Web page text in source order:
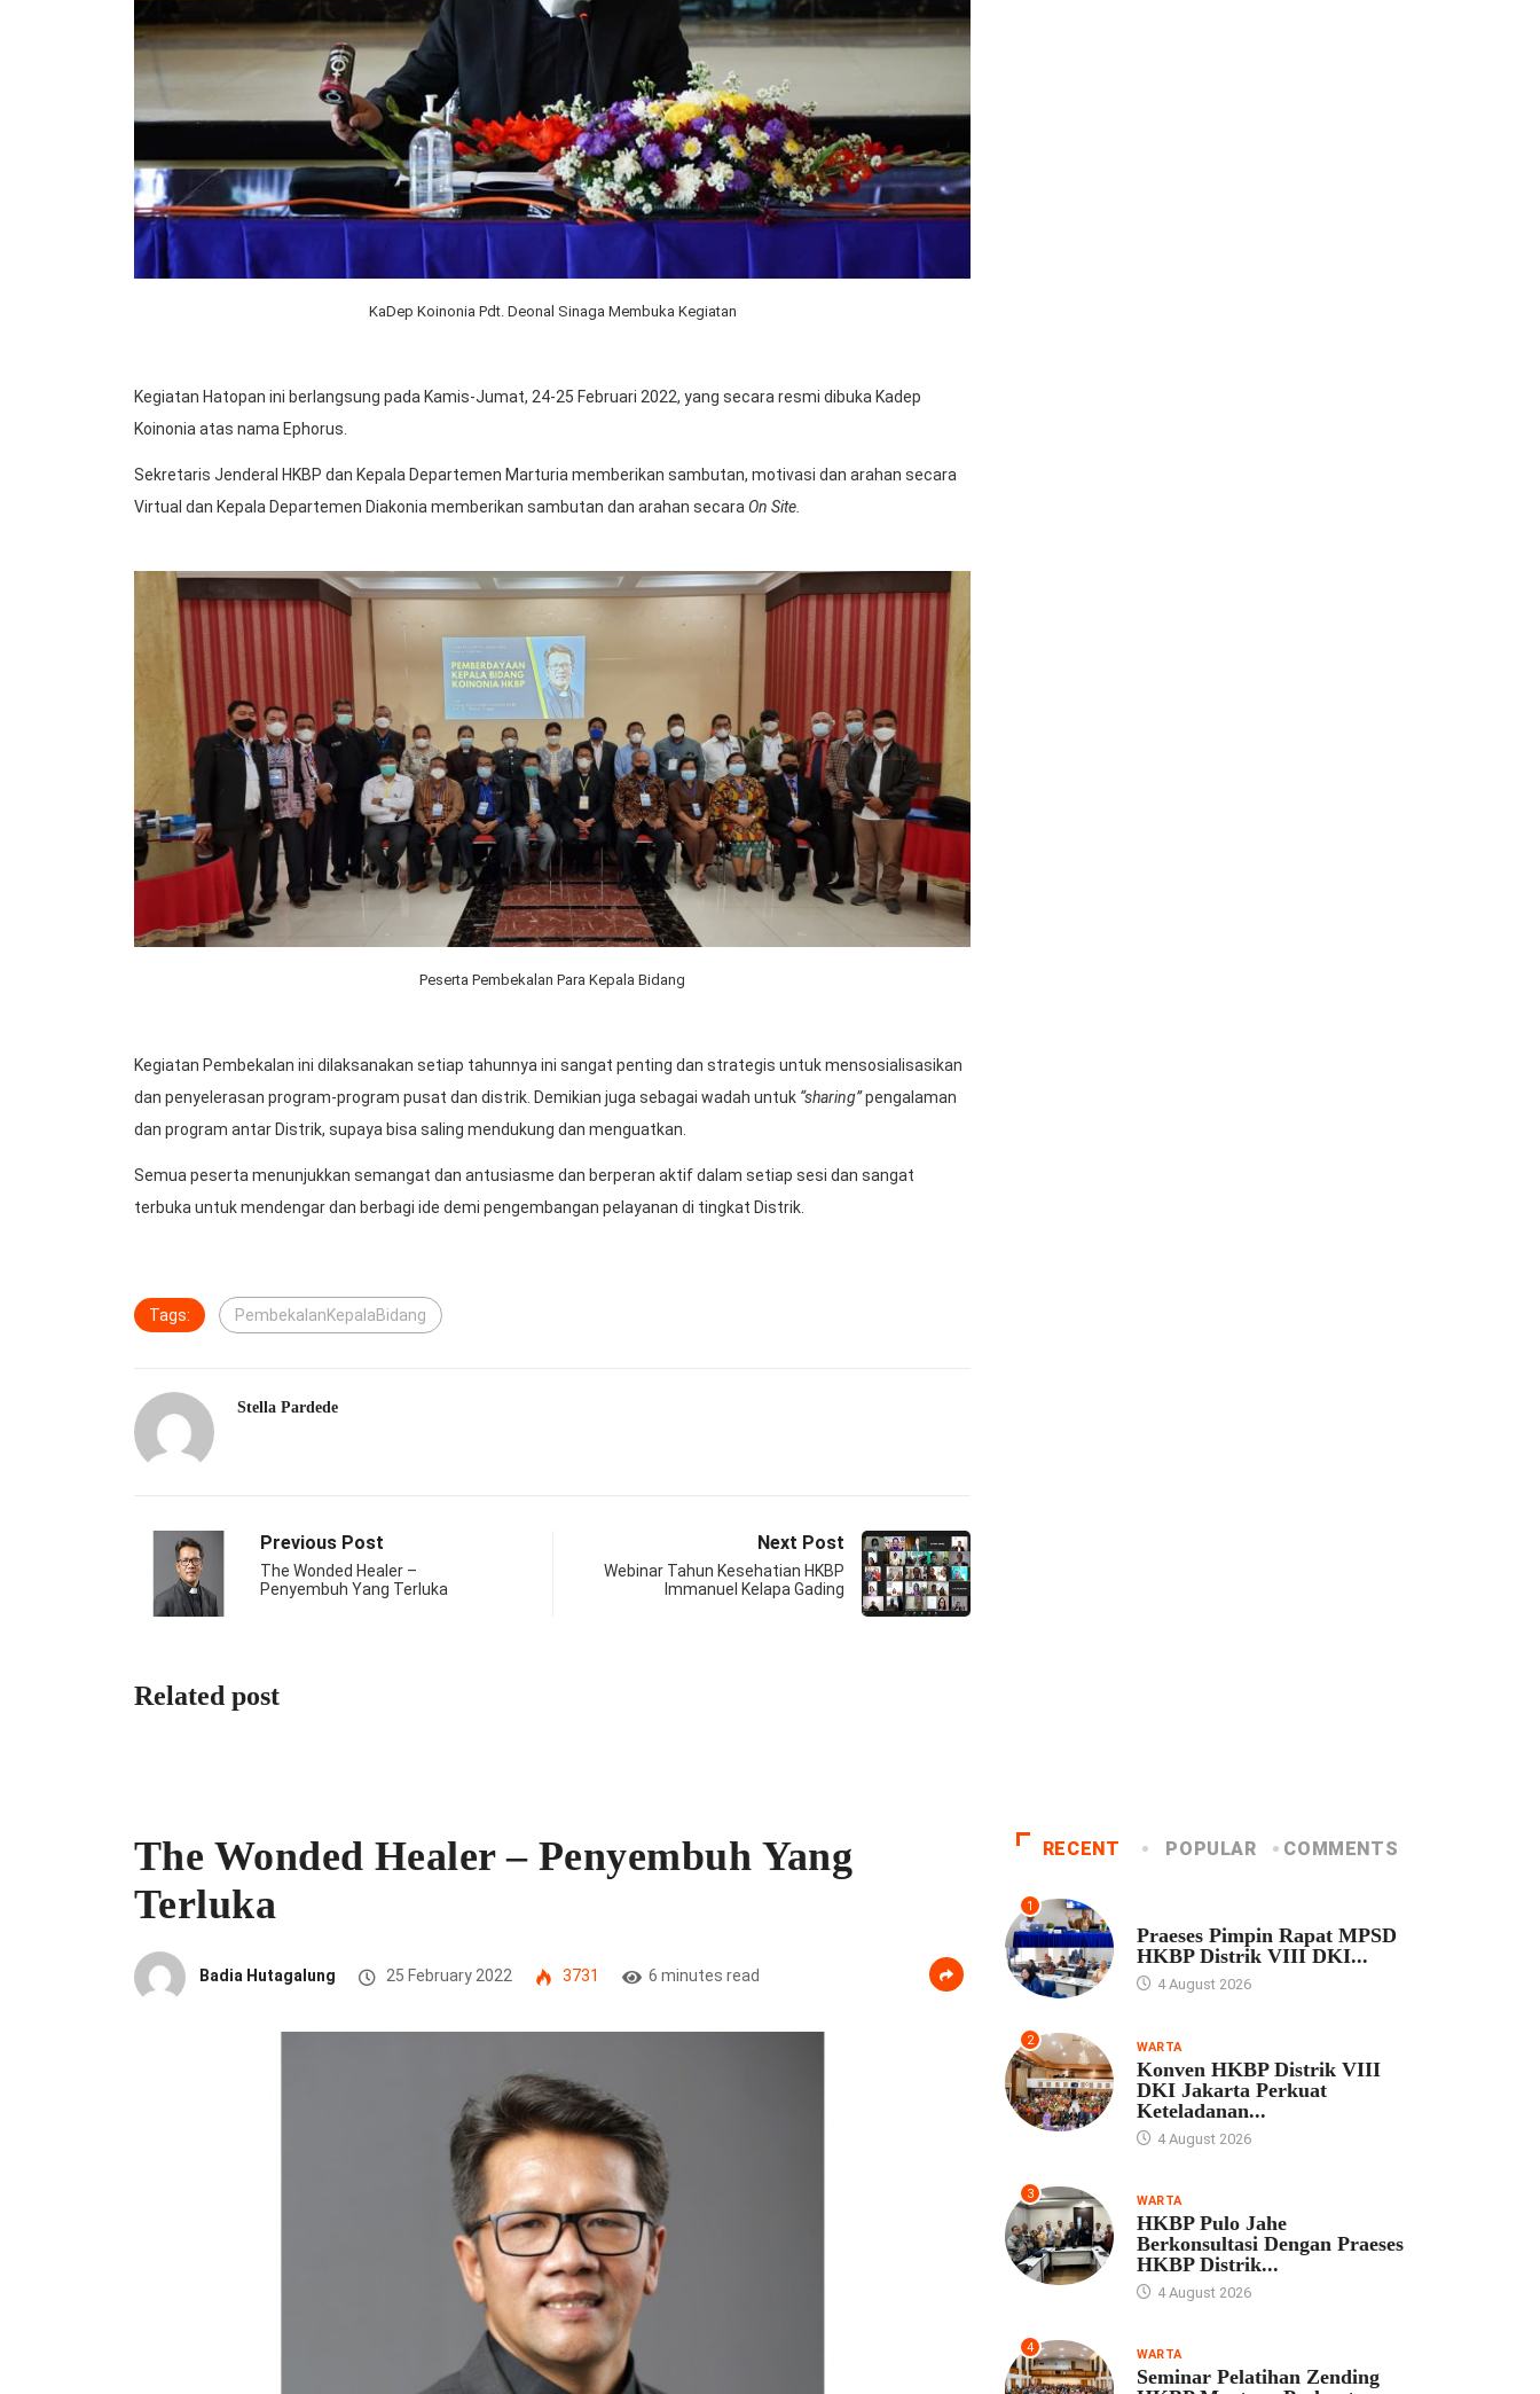
KaDep Koinonia Pdt. Deonal Sinaga Membuka Kegiatan
Kegiatan Hatopan ini berlangsung pada Kamis-Jumat, 24-25 Februari 2022, yang secara resmi dibuka Kadep
Koinonia atas nama Ephorus.
Sekretaris Jenderal HKBP dan Kepala Departemen Marturia memberikan sambutan, motivasi dan arahan secara
Virtual dan Kepala Departemen Diakonia memberikan sambutan dan arahan secara On Site.
Peserta Pembekalan Para Kepala Bidang
Kegiatan Pembekalan ini dilaksanakan setiap tahunnya ini sangat penting dan strategis untuk mensosialisasikan
dan penyelerasan program-program pusat dan distrik. Demikian juga sebagai wadah untuk “sharing”pengalaman
dan program antar Distrik, supaya bisa saling mendukung dan menguatkan.
Semua peserta menunjukkan semangat dan antusiasme dan berperan aktif dalam setiap sesi dan sangat
terbuka untuk mendengar dan berbagi ide demi pengembangan pelayanan di tingkat Distrik.
Tags: PembekalanKepalaBidang
Stella Pardede
Previous Post
The Wonded Healer –
Penyembuh Yang Terluka
Next Post
Webinar Tahun Kesehatian HKBP
Immanuel Kelapa Gading
Related post
The Wonded Healer – Penyembuh Yang
Terluka
Badia Hutagalung 25 February 2022 3731 6 minutes read
RECENT POPULAR COMMENTS
1
Praeses Pimpin Rapat MPSD
HKBP Distrik VIII DKI...
4 August 2026
2 WARTA
Konven HKBP Distrik VIII
DKI Jakarta Perkuat
Keteladanan...
4 August 2026
3 WARTA
HKBP Pulo Jahe
Berkonsultasi Dengan Praeses
HKBP Distrik...
4 August 2026
4 WARTA
Seminar Pelatihan Zending